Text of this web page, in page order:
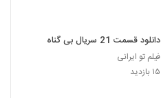
دانلود قسمت 21 سریال بی گناه
فیلم تو ایرانی
۱۵ بازدید